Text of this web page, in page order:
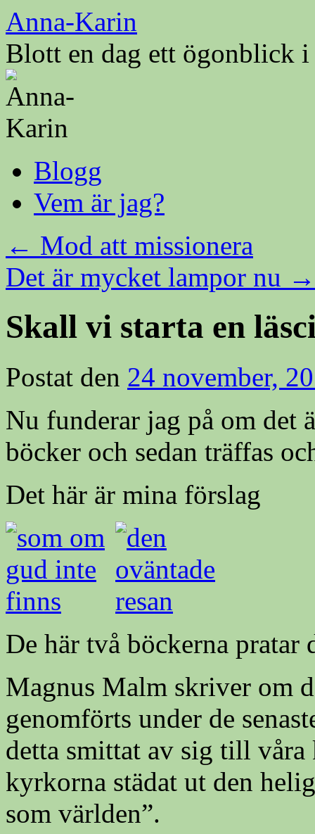
Hoppa
till
innehåll
Anna-Karin
Blott en dag ett ögonblick
Blogg
Vem är jag?
← Mod att missionera
Det är mycket lampor nu →
Skall vi starta en
Postat den 24 november,
Nu funderar jag på om det
böcker och sedan träffas
Det här är mina förslag
De här två böckerna
Magnus Malm skriver om
genomförts under de
detta smittat av sig till
kyrkorna städat ut den
som världen”.